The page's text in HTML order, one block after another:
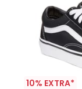
10% EXTRA*